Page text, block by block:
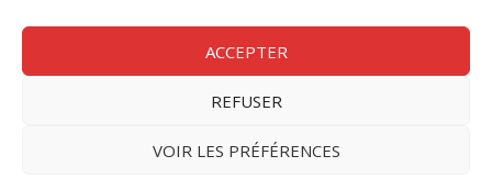
ACCEPTER
REFUSER
VOIR LES PRÉFÉRENCES
Nous contacter